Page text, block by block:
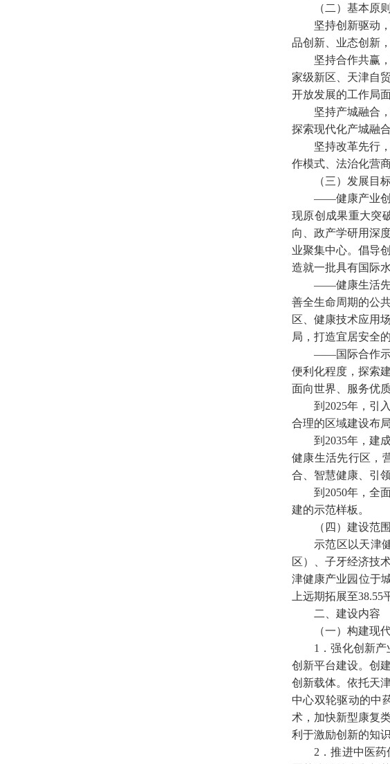
（二）基本原则
坚持创新驱动
品创新、业态创新
坚持合作共赢
家级新区、天津自
开放发展的工作局
坚持产城融合
探索现代化产城融
坚持改革先行
作模式、法治化营
（三）发展目
——健康产业创
现原创成果重大突
向、政产学研用深
业聚集中心。倡导
造就一批具有国际
——健康生活先
善全生命周期的公
区、健康技术应用
局，打造宜居安全
——国际合作示
便利化程度，探索
面向世界、服务优
到 2025年，引
合理的区域建设布
到 2035年，建
健康生活先行区，
合、智慧健康、引
到 2050年，全
建的示范样板。
（四）建设范围
示范区以天津
区）、子牙经济技
津健康产业园位于
上远期拓展至38.55
二、建设内容
（一）构建现
1．强化创新
创新平台建设。创
创新载体。依托天
中心双轮驱动的中
术，加快新型康复
利于激励创新的知
2．推进中医